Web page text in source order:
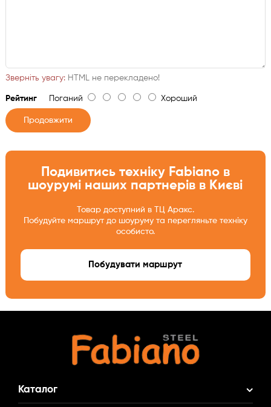
Зверніть увагу:HTML не перекладено!
РейтингПоганий Хороший
Продовжити
Подивитись техніку Fabiano в
шоурумі наших партнерів в Києві
Товар доступний в ТЦ Аракс.
Побудуйте маршрут до шоуруму та перегляньте техніку
особисто.
Побудувати маршрут
Каталог